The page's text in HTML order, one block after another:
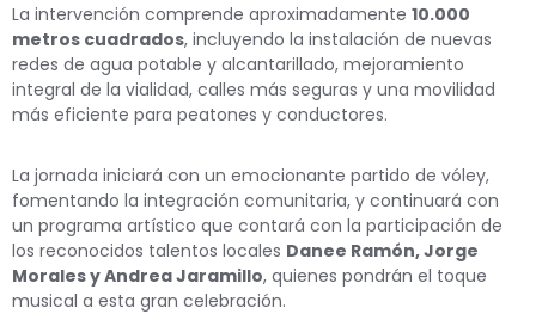
La intervención comprende aproximadamente 10.000
metros cuadrados, incluyendo la instalación de nuevas
redes de agua potable y alcantarillado, mejoramiento
integral de la vialidad, calles más seguras y una movilidad
más eficiente para peatones y conductores.
La jornada iniciará con un emocionante partido de vóley,
fomentando la integración comunitaria, y continuará con
un programa artístico que contará con la participación de
los reconocidos talentos locales Danee Ramón, Jorge
Morales y Andrea Jaramillo, quienes pondrán el toque
musical a esta gran celebración.